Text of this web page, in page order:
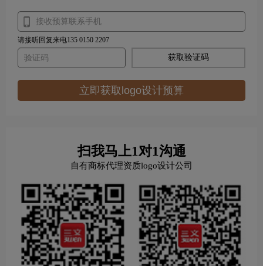
请接听回复来电135 0150 2207
获取验证码
立即获取logo设计预算
扫我马上1对1沟通
自有商标代理资质logo设计公司